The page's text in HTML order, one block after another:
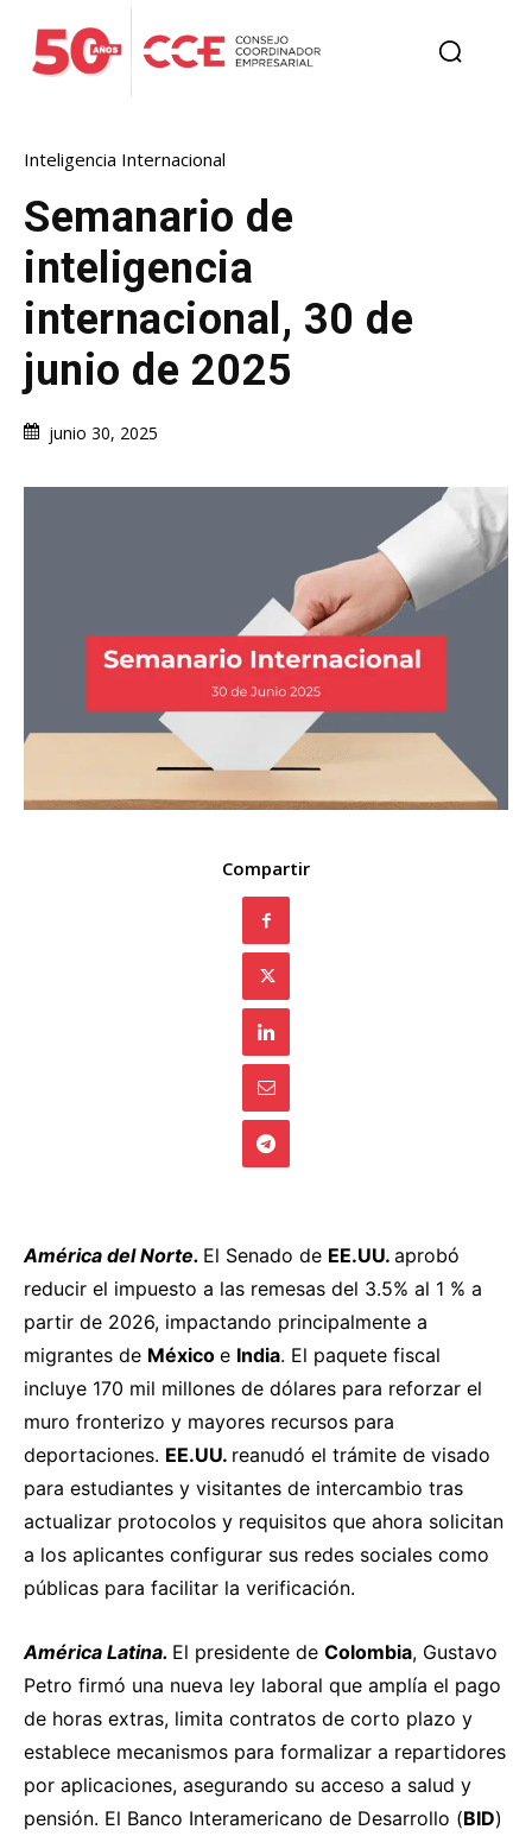
Inteligencia Internacional
Semanario de
inteligencia
internacional, 30 de
junio de 2025
junio 30, 2025
Compartir
América del Norte. El Senado de EE.UU. aprobó
reducir el impuesto a las remesas del 3.5% al 1 % a
partir de 2026, impactando principalmente a
migrantes de México e India. El paquete fiscal
incluye 170 mil millones de dólares para reforzar el
muro fronterizo y mayores recursos para
deportaciones. EE.UU. reanudó el trámite de visado
para estudiantes y visitantes de intercambio tras
actualizar protocolos y requisitos que ahora solicitan
a los aplicantes configurar sus redes sociales como
públicas para facilitar la verificación.
América Latina. El presidente de Colombia, Gustavo
Petro firmó una nueva ley laboral que amplía el pago
de horas extras, limita contratos de corto plazo y
establece mecanismos para formalizar a repartidores
por aplicaciones, asegurando su acceso a salud y
pensión. El Banco Interamericano de Desarrollo (BID)